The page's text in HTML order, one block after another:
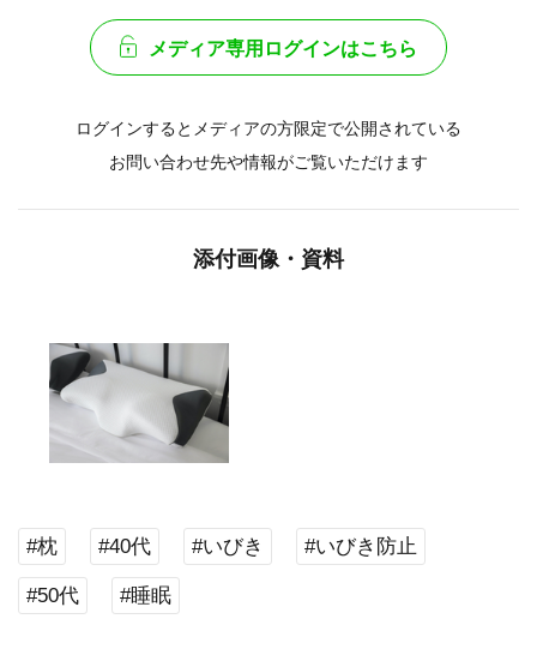
メディア専用ログインはこちら
ログインするとメディアの方限定で公開されている
お問い合わせ先や情報がご覧いただけます
添付画像・資料
#枕 #40代 #いびき #いびき防止
#50代 #睡眠